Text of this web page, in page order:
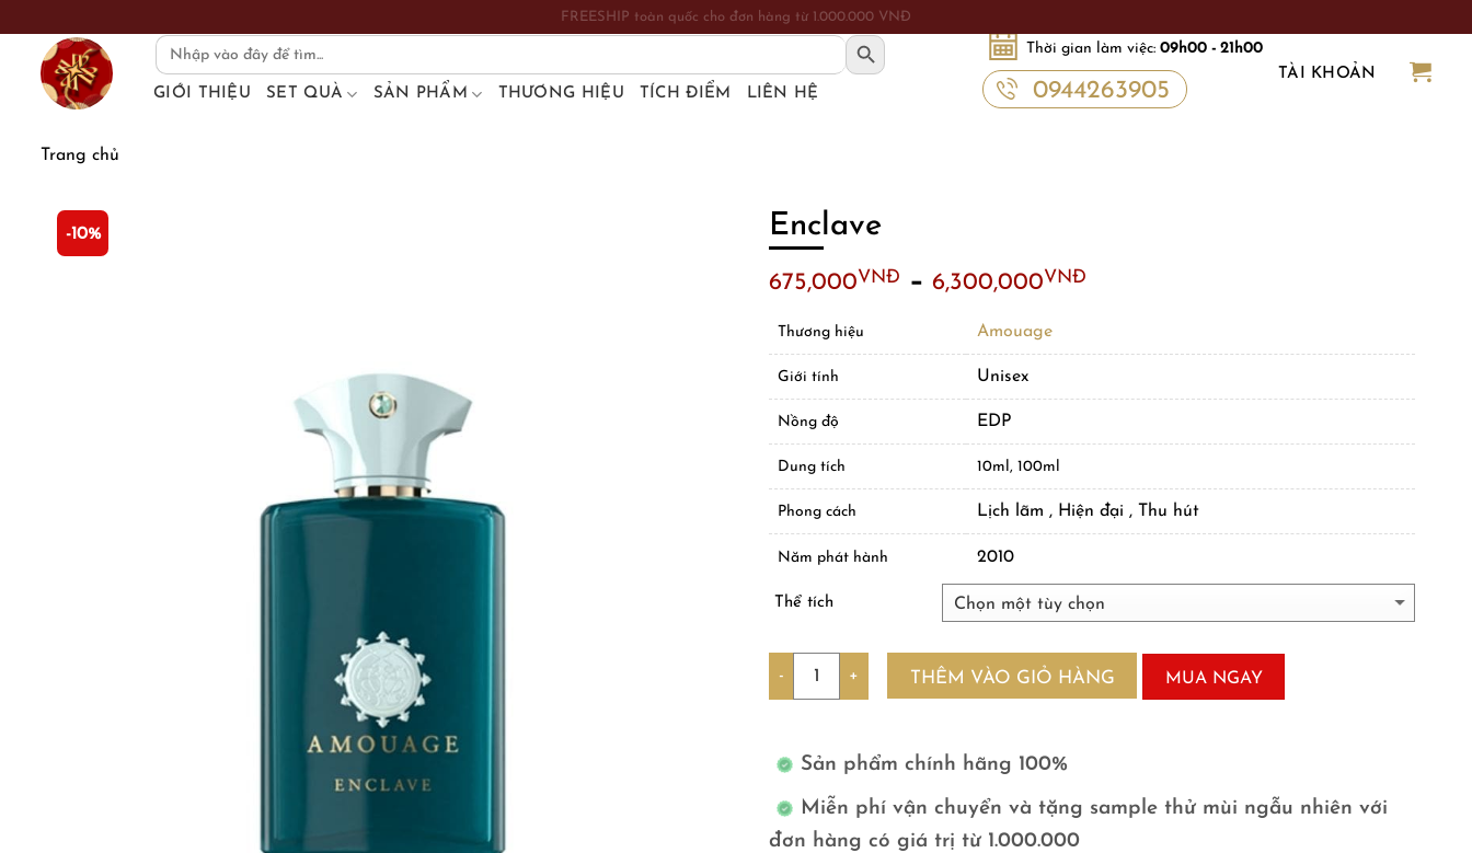
content
FREESHIP toàn quốc cho đơn hàng từ 1.000.000 VNĐ
Search
SEARCH BUTTON
GIỚI THIỆU SET QUÀ SẢN PHẨM THƯƠNG HIỆU TÍCH ĐIỂM LIÊN HỆ
Thời gian làm việc: 09h00 - 21h00
0944263905
TÀI KHOẢN
Trang chủ
-10% Enclave
675,000VNĐ – 6,300,000VNĐ
Thương hiệu Amouage
Giới tính Unisex
Nồng độ EDP
Dung tích 10ml, 100ml
Phong cách Lịch lãm , Hiện đại , Thu hút
Năm phát hành 2010
Thể tích
Số lượng
THÊM VÀO GIỎ HÀNG MUA NGAY
Sản phẩm chính hãng 100%
Miễn phí vận chuyển và tặng sample thử mùi ngẫu nhiên với
đơn hàng có giá trị từ 1.000.000